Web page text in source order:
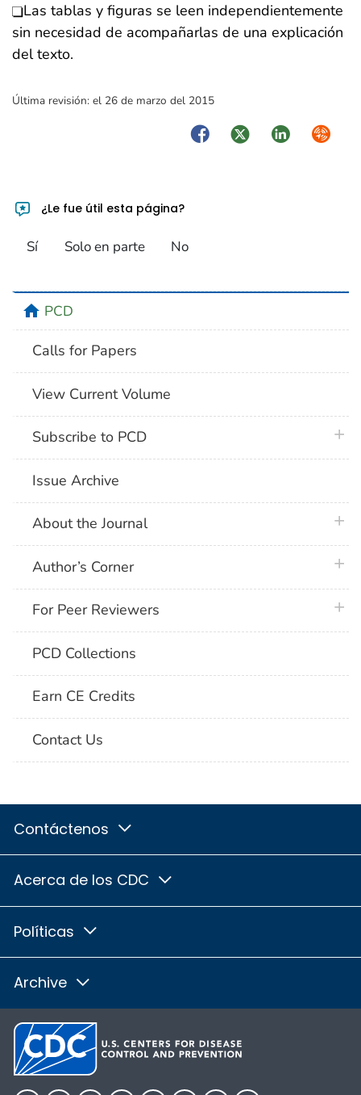
Las tablas y figuras se leen independientemente
sin necesidad de acompañarlas de una explicación
del texto.
Última revisión: el 26 de marzo del 2015
FacebookTwitterLinkedIn
¿Le fue útil esta página?
Sí Solo en parte No
homePCD
Calls for Papers
View Current Volume
Subscribe to PCD
Issue Archive
About the Journal
Author’s Corner
For Peer Reviewers
PCD Collections
Earn CE Credits
Contact Us
Contáctenos
Acerca de los CDC
Políticas
Archive